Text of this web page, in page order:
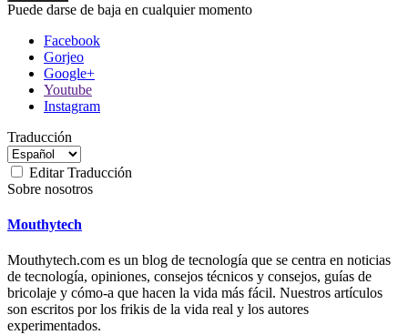
Puede darse de baja en cualquier momento
Facebook
Gorjeo
Google+
Youtube
Instagram
Traducción
Editar Traducción
Sobre nosotros
Mouthytech
Mouthytech.com es un blog de tecnología que se centra en noticias
de tecnología, opiniones, consejos técnicos y consejos, guías de
bricolaje y cómo-a que hacen la vida más fácil. Nuestros artículos
son escritos por los frikis de la vida real y los autores
experimentados.